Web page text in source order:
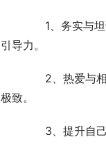
1、务实与坦
引导力。
2、热爱与相
极致。
3、提升自己